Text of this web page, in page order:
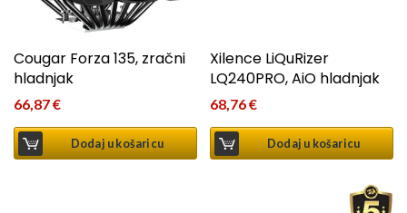
Cougar Forza 135, zračni
hladnjak
66,87€
Dodaj u košaricu
Xilence LiQuRizer
LQ240PRO, AiO hladnjak
68,76€
Dodaj u košaricu